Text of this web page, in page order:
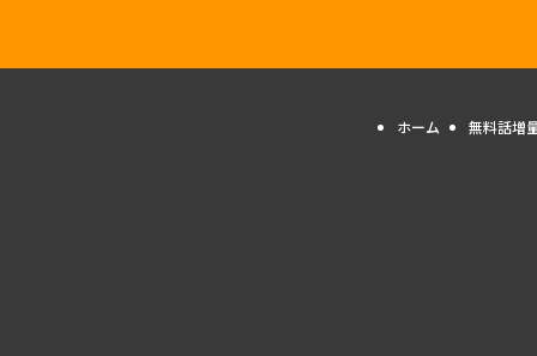
ホーム 無料話増